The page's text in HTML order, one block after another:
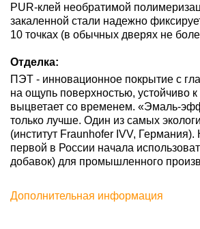
PUR-клей необратимой
закаленной стали надежно
10 точках (в обычных дверях не
Отделка:
ПЭТ - инновационное покрытие c
на ощупь поверхностью, устойчиво
выцветает со временем. «Эмаль-
только лучше. Один из самых
(институт Fraunhofer IVV,
первой в России начала
добавок) для промышленного
Дополнительная информация